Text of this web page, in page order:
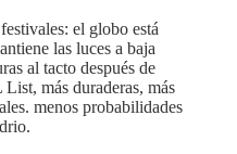
el globo está
las luces a baja
al tacto después de
más duraderas, más
menos probabilidades